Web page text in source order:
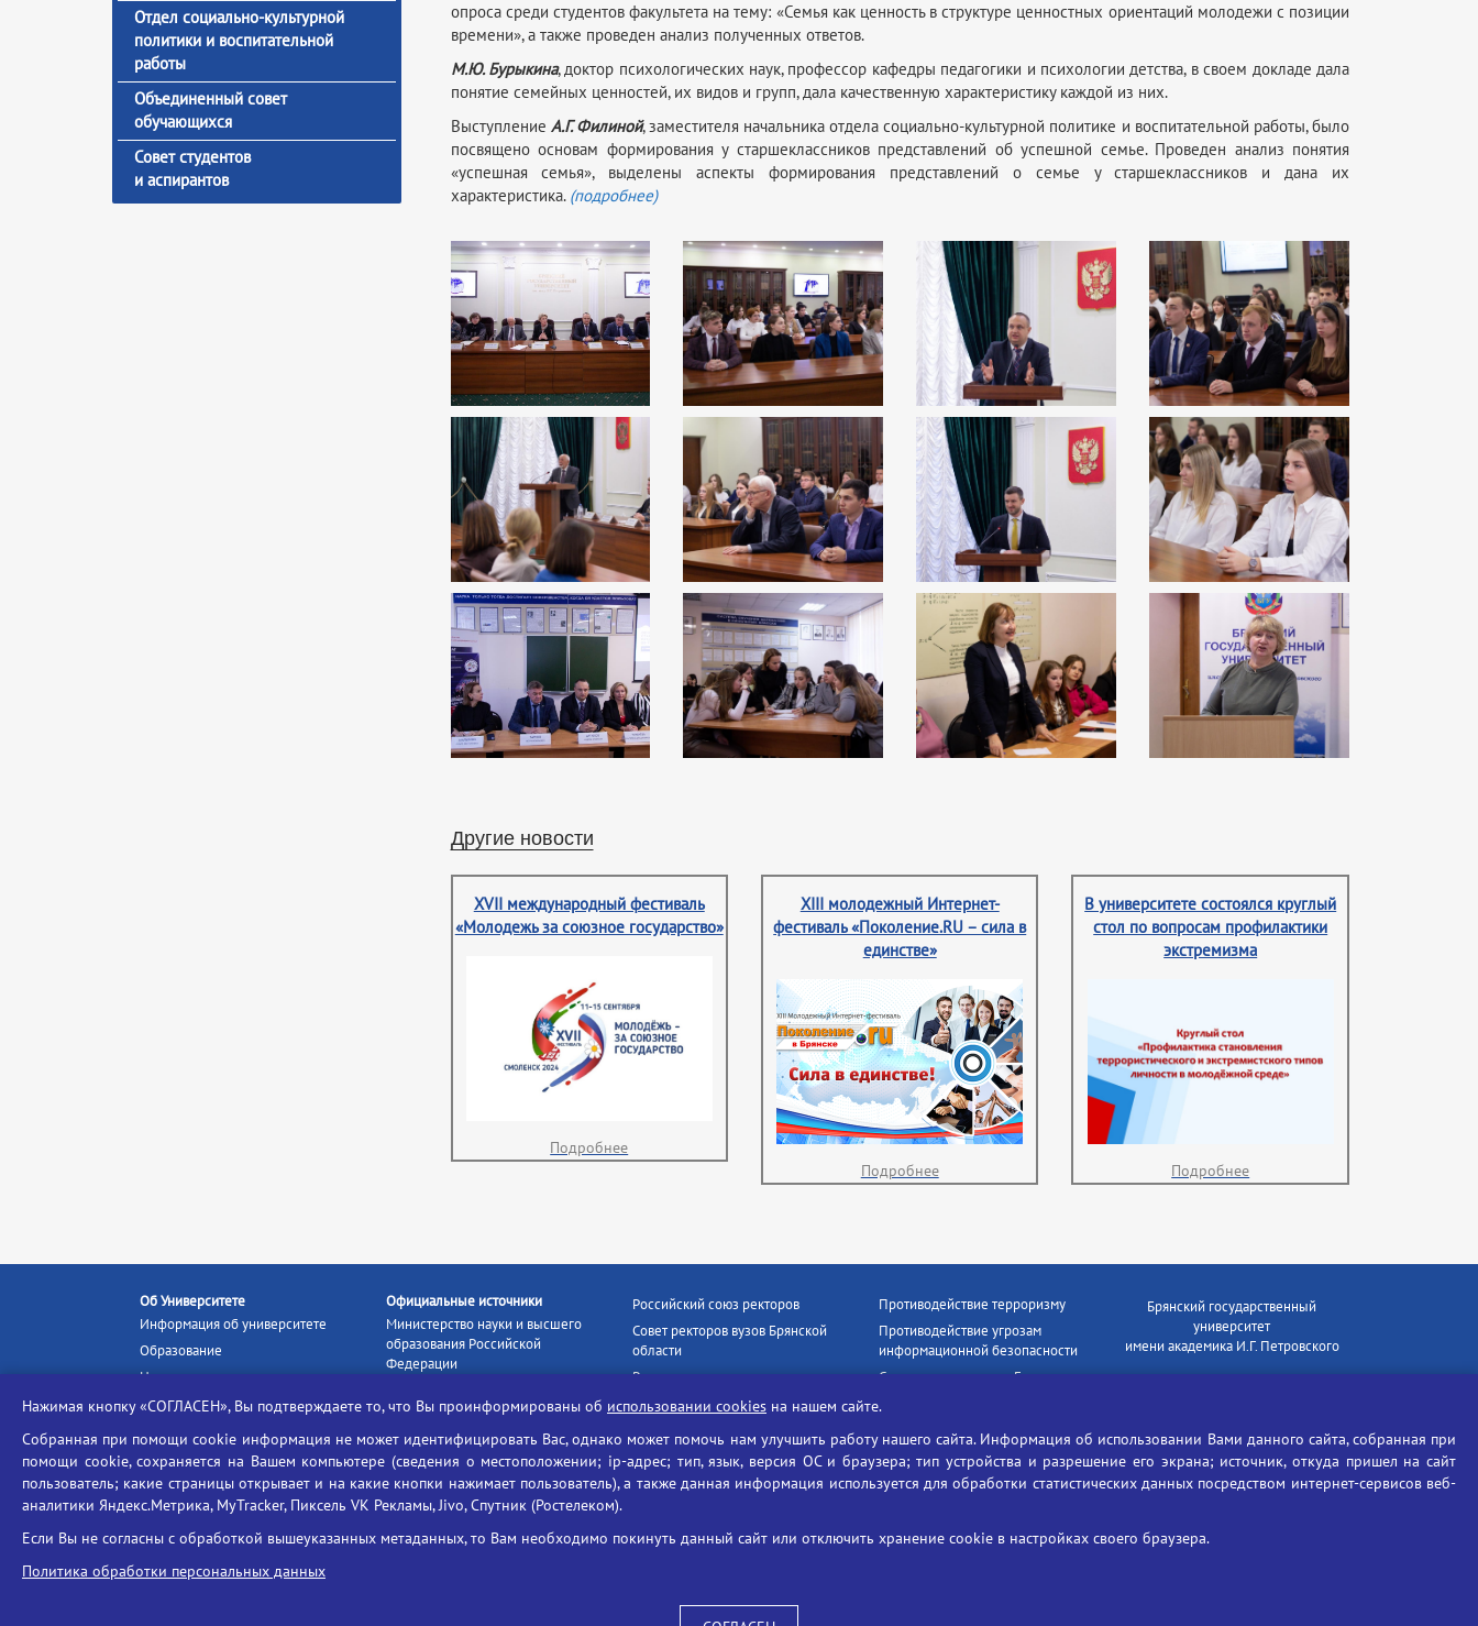
Отдел социально-культурной
политики и воспитательной
работы
Объединенный совет
обучающихся
Совет студентов
и аспирантов
опроса среди студентов факультета на тему: «Семья как ценность в структуре ценностных ориентаций молодежи с позиции
времени», а также проведен анализ полученных ответов.
М.Ю. Бурыкина, доктор психологических наук, профессор кафедры педагогики и психологии детства, в своем докладе дала
понятие семейных ценностей, их видов и групп, дала качественную характеристику каждой из них.
Выступление А.Г. Филиной, заместителя начальника отдела социально-культурной политике и воспитательной работы, было
посвящено основам формирования у старшеклассников представлений об успешной семье. Проведен анализ понятия
«успешная семья», выделены аспекты формирования представлений о семье у старшеклассников и дана их
характеристика. (подробнее)
Другие новости
XVII международный фестиваль
«Молодежь за союзное государство»
Подробнее
XIII молодежный Интернет-
фестиваль «Поколение.RU – сила в
единстве»
Подробнее
В университете состоялся круглый
стол по вопросам профилактики
экстремизма
Подробнее
Об Университете
Информация об университете
Образование
Наука и инновации
Абитуриенту
Ассоциация выпускников
Центр тестирования
иностранных граждан
Конкурс на замещение
должностей научно-
педагогических работников
Официальные источники
Министерство науки и высшего
образования Российской
Федерации
Портал «Российское
образование»
Единое окно информационных
ресурсов
Единая коллекция цифровых
образовательных ресурсов
Российский союз ректоров
Совет ректоров вузов Брянской
области
Росстудцентр
Наши партнёры
Портал «Русский язык»
Учительская газета
Единый портал государственных
Противодействие терроризму
Противодействие угрозам
информационной безопасности
Социальные ролики - Генеральная
БГУ против наркотиков
Брянский государственный
университет
имени академика И.Г. Петровского
Телефон: +7(4832)58-90-85
Нажимая кнопку «СОГЛАСЕН», Вы подтверждаете то, что Вы проинформированы об использовании cookies на нашем сайте.
Собранная при помощи cookie информация не может идентифицировать Вас, однако может помочь нам улучшить работу нашего сайта. Информация об использовании Вами данного сайта, собранная при
помощи cookie, сохраняется на Вашем компьютере (сведения о местоположении; ip-адрес; тип, язык, версия ОС и браузера; тип устройства и разрешение его экрана; источник, откуда пришел на сайт
пользователь; какие страницы открывает и на какие кнопки нажимает пользователь), а также данная информация используется для обработки статистических данных посредством интернет-сервисов веб-
аналитики Яндекс.Метрика, MyTracker, Пиксель VK Рекламы, Jivo, Спутник (Ростелеком).
Если Вы не согласны с обработкой вышеуказанных метаданных, то Вам необходимо покинуть данный сайт или отключить хранение cookie в настройках своего браузера.
Политика обработки персональных данных